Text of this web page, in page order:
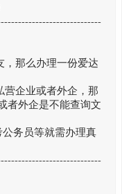
，那么办理一份爱达
营企业或者外企，那
者外企是不能查询文
务员等就需办理真